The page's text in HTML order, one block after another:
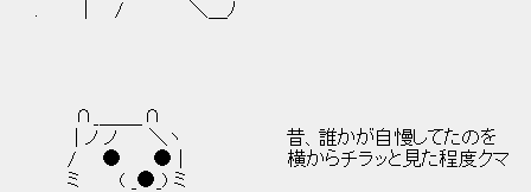
. | / ＼＿ﾉ
∩_＿＿_∩
| ノ ノ ＼ヽ 昔、誰かが自慢してたのを
/ ● ● | 横からチラッと見た程度クマ
ミ ( _●_) ミ